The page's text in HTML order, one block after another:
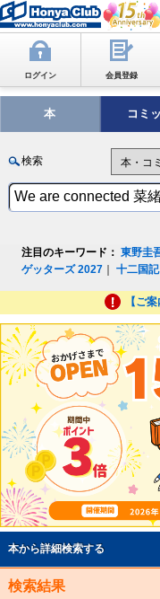
ログイン 会員登録
本 コミ
検索
注目のキーワード： 東野圭
ゲッターズ 2027 ｜十二国記
【ご
本から詳細検索する
検索結果